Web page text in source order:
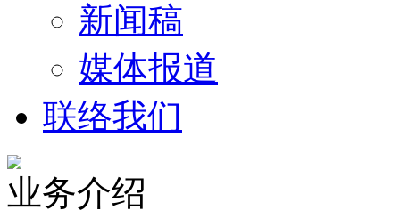
新闻稿
媒体报道
联络我们
业务介绍